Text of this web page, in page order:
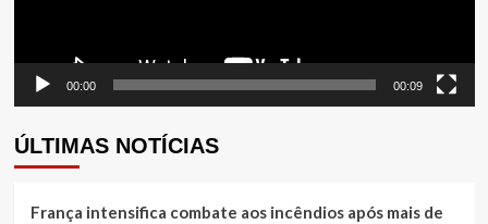
00:00 00:09
ÚLTIMAS NOTÍCIAS
França intensifica combate aos incêndios após mais de